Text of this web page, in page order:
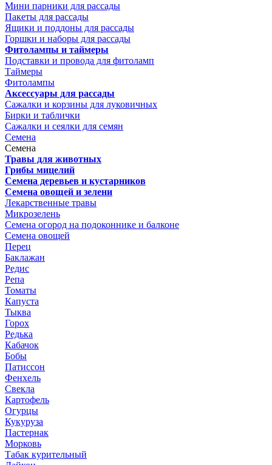
Мини парники для рассады
Пакеты для рассады
Ящики и поддоны для рассады
Горшки и наборы для рассады
Фитолампы и таймеры
Подставки и провода для фитоламп
Таймеры
Фитолампы
Аксессуары для рассады
Сажалки и корзины для луковичных
Бирки и таблички
Сажалки и сеялки для семян
Семена
Семена
Травы для животных
Грибы мицелий
Семена деревьев и кустарников
Семена овощей и зелени
Лекарственные травы
Микрозелень
Семена огород на подоконнике и балконе
Семена овощей
Перец
Баклажан
Редис
Репа
Томаты
Капуста
Тыква
Горох
Редька
Кабачок
Бобы
Патиссон
Фенхель
Свекла
Картофель
Огурцы
Кукуруза
Пастернак
Морковь
Табак курительный